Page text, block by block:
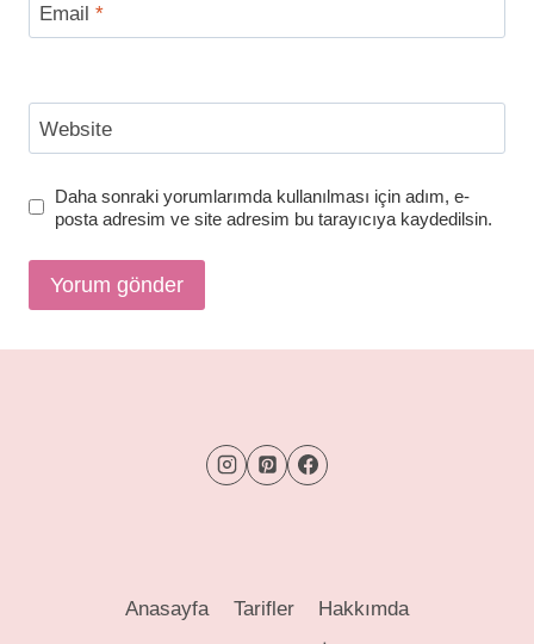
Email *
Website
Daha sonraki yorumlarımda kullanılması için adım, e-
posta adresim ve site adresim bu tarayıcıya kaydedilsin.
Anasayfa Tarifler
Hakkımda